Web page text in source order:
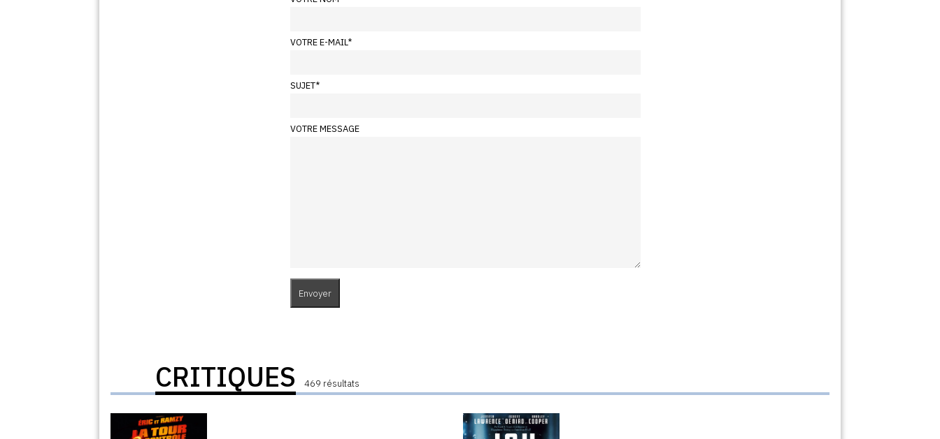
VOTRE E-MAIL*
SUJET*
VOTRE MESSAGE
CRITIQUES 469 résultats